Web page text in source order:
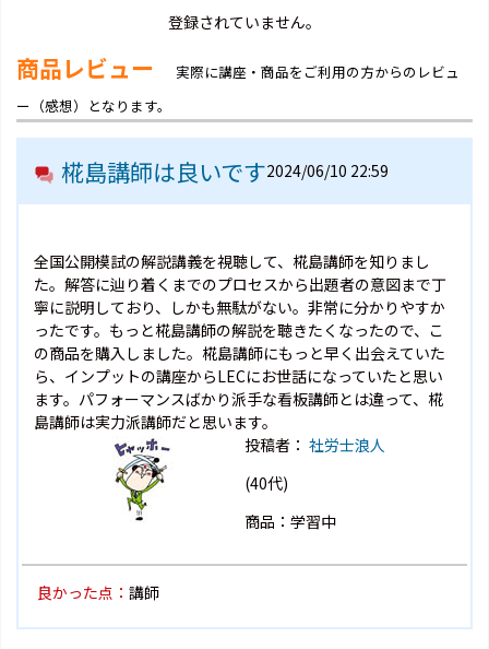
登録されていません。
商品レビュー
実際に講座・商品をご利用の方からのレビュ
ー（感想）となります。
椛島講師は良いです2024/06/10 22:59
全国公開模試の解説講義を視聴して、椛島講師を知りまし
た。解答に辿り着くまでのプロセスから出題者の意図まで丁
寧に説明しており、しかも無駄がない。非常に分かりやすか
ったです。もっと椛島講師の解説を聴きたくなったので、こ
の商品を購入しました。椛島講師にもっと早く出会えていた
ら、インプットの講座からLECにお世話になっていたと思い
ます。パフォーマンスばかり派手な看板講師とは違って、椛
島講師は実力派講師だと思います。
投稿者： 社労士浪人
(40代)
商品：学習中
良かった点： 講師